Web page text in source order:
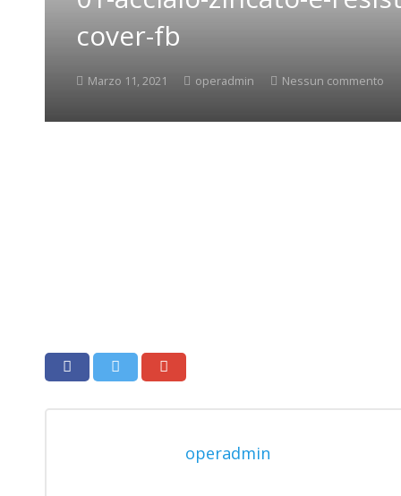
cover-fb
Marzo 11, 2021 operadmin Nessun commento
operadmin